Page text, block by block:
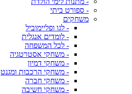
- ספורט ביתי
משחקים
- לגו ופליימוביל
- לומדים אנגלית
- לכל המשפחה
- משחקי אסטרטגיה
- משחקי דמיון
- משחקי הרכבות ומגנט
- משחקי חברה
- משחקי חשיבה